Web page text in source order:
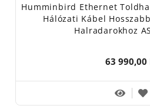
Humminbird Ethernet
Hálózati Kábel
Halradarokhoz
63 990,00